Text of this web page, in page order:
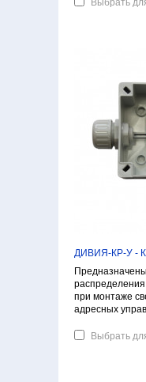
Выбрать
ДИВИЯ-КР-У -
при монтаже
адресных
Выбрать